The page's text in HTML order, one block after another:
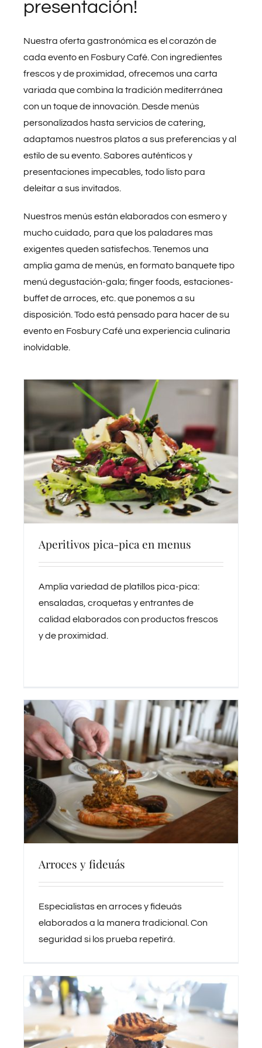
Contacto
Blog
DESCARGAR DOSSIER
Español
presentación!
Nuestra oferta gastronómica es el corazón de
cada evento en Fosbury Café. Con ingredientes
frescos y de proximidad, ofrecemos una carta
variada que combina la tradición mediterránea
con un toque de innovación. Desde menús
personalizados hasta servicios de catering,
adaptamos nuestros platos a sus preferencias y al
estilo de su evento. Sabores auténticos y
presentaciones impecables, todo listo para
deleitar a sus invitados.
Nuestros menús están elaborados con esmero y
mucho cuidado, para que los paladares mas
exigentes queden satisfechos. Tenemos una
amplia gama de menús, en formato banquete tipo
menú degustación-gala; finger foods, estaciones-
buffet de arroces, etc. que ponemos a su
disposición. Todo está pensado para hacer de su
evento en Fosbury Café una experiencia culinaria
inolvidable.
Aperitivos pica-pica en menus
Amplia variedad de platillos pica-pica:
ensaladas, croquetas y entrantes de
calidad elaborados con productos frescos
y de proximidad.
Arroces y fideuás
Especialistas en arroces y fideuás
elaborados a la manera tradicional. Con
seguridad si los prueba repetirá.